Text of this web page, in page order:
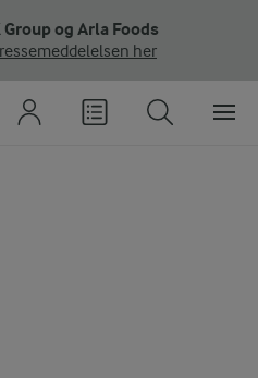
Group og Arla Foods
her